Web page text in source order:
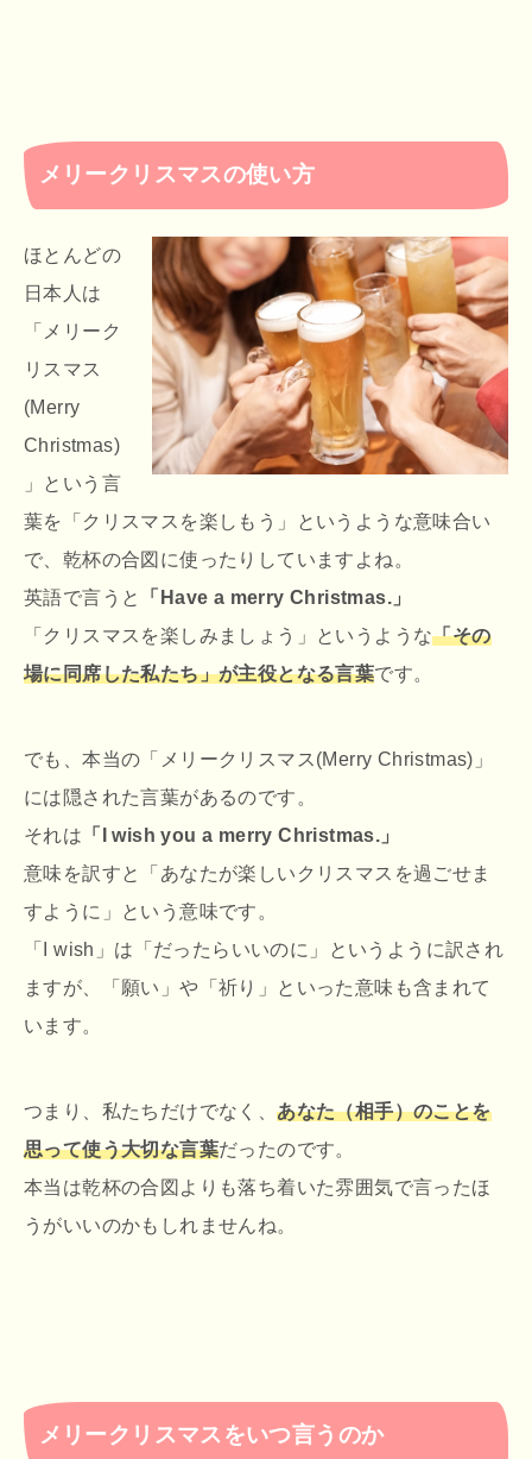
メリークリスマスの使い方
ほとんどの
日本人は
「メリーク
リスマス
(Merry
Christmas)
」という言
葉を「クリスマスを楽しもう」というような意味合い
で、乾杯の合図に使ったりしていますよね。
英語で言うと
「Have a merry Christmas.」
「クリスマスを楽しみましょう」というような「その
場に同席した私たち」が主役となる言葉です。
でも、本当の「メリークリスマス(Merry Christmas)」
には隠された言葉があるのです。
それは 「I wish you a merry Christmas.」
意味を訳すと「あなたが楽しいクリスマスを過ごせま
すように」という意味です。
「I wish」は「だったらいいのに」というように訳され
ますが、「願い」や「祈り」といった意味も含まれて
います。
つまり、私たちだけでなく、あなた（相手）のことを
思って使う大切な言葉だったのです。
本当は乾杯の合図よりも落ち着いた雰囲気で言ったほ
うがいいのかもしれませんね。
メリークリスマスをいつ言うのか